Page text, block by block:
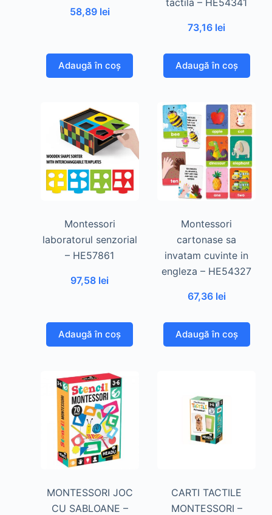
58,89 lei
Adaugă în coș
73,16 lei
Adaugă în coș
Montessori
laboratorul senzorial
– HE57861
97,58 lei
Adaugă în coș
Montessori
cartonase sa
invatam cuvinte in
engleza – HE54327
67,36 lei
Adaugă în coș
MONTESSORI JOC
CU SABLOANE –
CARTI TACTILE
MONTESSORI –